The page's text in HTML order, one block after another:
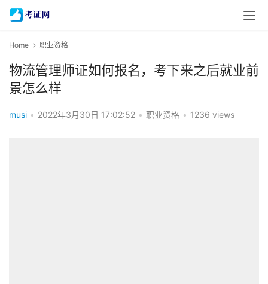
Home 职业资格
物流管理师证如何报名，考下来之后就业前
景怎么样
musi • 2022年3月30日 17:02:52 • 职业资格 • 1236 views